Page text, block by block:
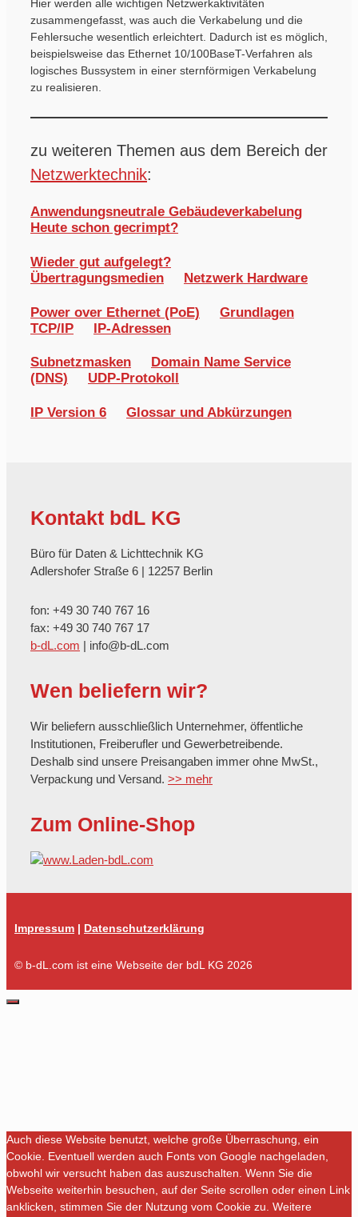
Hier werden alle wichtigen Netzwerkaktivitäten
zusammengefasst, was auch die Verkabelung und die
Fehlersuche wesentlich erleichtert. Dadurch ist es möglich,
beispielsweise das Ethernet 10/100BaseT-Verfahren als
logisches Bussystem in einer sternförmigen Verkabelung
zu realisieren.
zu weiteren Themen aus dem Bereich der
Netzwerktechnik:
Anwendungsneutrale Gebäudeverkabelung
Heute schon gecrimpt?
Wieder gut aufgelegt?
Übertragungsmedien
Netzwerk Hardware
Power over Ethernet (PoE)
Grundlagen
TCP/IP
IP-Adressen
Subnetzmasken
Domain Name Service
(DNS)
UDP-Protokoll
IP Version 6 Glossar und Abkürzungen
Kontakt bdL KG
Büro für Daten & Lichttechnik KG
Adlershofer Straße 6 | 12257 Berlin
fon: +49 30 740 767 16
fax: +49 30 740 767 17
b-dL.com | info@b-dL.com
Wen beliefern wir?
Wir beliefern ausschließlich Unternehmer, öffentliche
Institutionen, Freiberufler und Gewerbetreibende.
Deshalb sind unsere Preisangaben immer ohne MwSt.,
Verpackung und Versand. >> mehr
Zum Online-Shop
Impressum | Datenschutzerklärung
© b-dL.com ist eine Webseite der bdL KG 2026
Schließen
Auch diese Website benutzt, welche große Überraschung, ein
Cookie. Eventuell werden auch Fonts von Google nachgeladen,
obwohl wir versucht haben das auszuschalten. Wenn Sie die
Webseite weiterhin besuchen, auf der Seite scrollen oder einen Link
anklicken, stimmen Sie der Nutzung vom Cookie zu. Weitere